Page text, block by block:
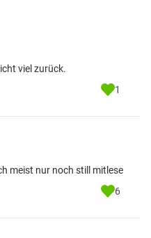
viel zurück.
1
meist nur noch still mitlese
6